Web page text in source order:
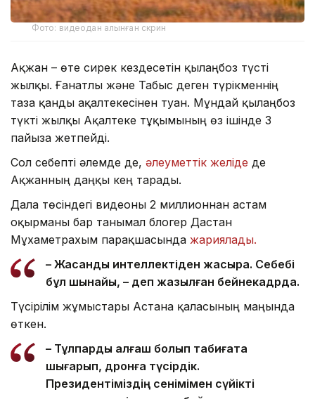
Фото: видеодан алынған скрин
Ақжан – өте сирек кездесетін қылаңбоз түсті
жылқы. Ғанатлы және Табыс деген түрікменнің
таза қанды ақалтекесінен туған. Мұндай қылаңбоз
түкті жылқы Ақалтеке тұқымының өз ішінде 3
пайызға жетпейді.
Сол себепті әлемде де, әлеуметтік желіде де
Ақжанның даңқы кең тарады.
Дала төсіндегі видеоны 2 миллионнан астам
оқырманы бар танымал блогер Дастан
Мұхаметрахым парақшасында жариялады.
– Жасанды интеллектіден жақсырақ. Себебі
бұл шынайы, – деп жазылған бейнекадрда.
Түсірілім жұмыстары Астана қаласының маңында
өткен.
– Тұлпарды алғаш болып табиғатқа
шығарып, дронға түсірдік.
Президентіміздің сенімімен сүйікті